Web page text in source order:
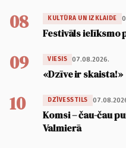
08 KULTŪRA UN IZKLAIDE
Festivāls ielīksmo
09 VIESIS 07.08.2026.
«Dzīve ir skaista!»
10 DZĪVESSTILS
Komsi – čau-čau
Valmierā